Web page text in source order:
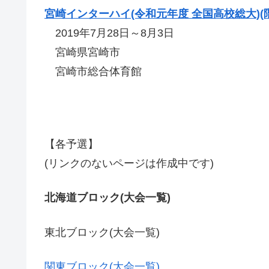
宮崎インターハイ(令和元年度 全国高校総大)(
2019年7月28日～8月3日
宮崎県宮崎市
宮崎市総合体育館
【各予選】
(リンクのないページは作成中です)
北海道ブロック(大会一覧)
東北ブロック(大会一覧)
関東ブロック(大会一覧)